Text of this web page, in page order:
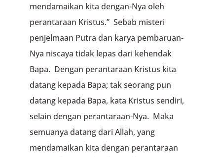
mendamaikan kita dengan-Nya oleh
perantaraan Kristus.” Sebab misteri
penjelmaan Putra dan karya pembaruan-
Nya niscaya tidak lepas dari kehendak
Bapa. Dengan perantaraan Kristus kita
datang kepada Bapa; tak seorang pun
datang kepada Bapa, kata Kristus sendiri,
selain dengan perantaraan-Nya. Maka
semuanya datang dari Allah, yang
mendamaikan kita dengan perantaraan